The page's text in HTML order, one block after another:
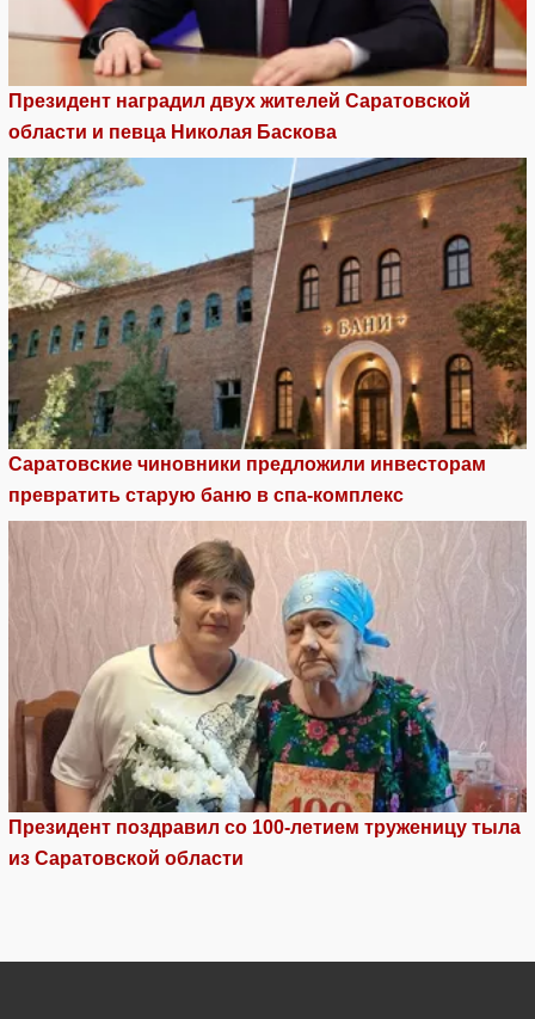
Президент наградил двух жителей Саратовской
области и певца Николая Баскова
Саратовские чиновники предложили инвесторам
превратить старую баню в спа-комплекс
Президент поздравил со 100-летием труженицу тыла
из Саратовской области